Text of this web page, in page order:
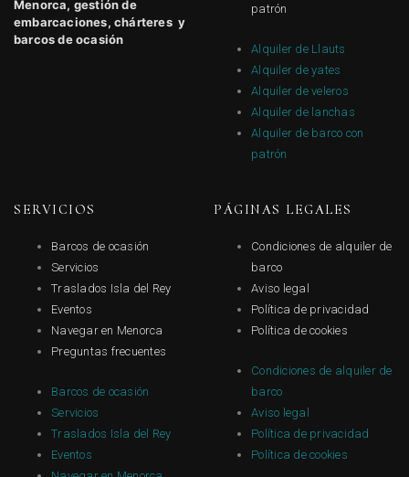
Menorca, gestión de
embarcaciones, chárteres y
barcos de ocasión
patrón
Alquiler de Llauts
Alquiler de yates
Alquiler de veleros
Alquiler de lanchas
Alquiler de barco con
patrón
SERVICIOS
Barcos de ocasión
Servicios
Traslados Isla del Rey
Eventos
Navegar en Menorca
Preguntas frecuentes
Barcos de ocasión
Servicios
Traslados Isla del Rey
Eventos
PÁGINAS LEGALES
Condiciones de alquiler de
barco
Aviso legal
Política de privacidad
Política de cookies
Condiciones de alquiler de
barco
Aviso legal
Política de privacidad
Política de cookies